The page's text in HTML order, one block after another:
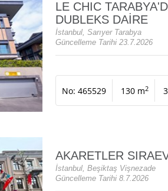
LE CHIC
DUBLEKS DAİRE
İstanbul, Sarıyer Tarabya
Güncelleme Tarihi 23.7.2026
No: 465529 130 m2
AKARETLER
İstanbul, Beşiktaş Vişnezade
Güncelleme Tarihi 8.7.2026